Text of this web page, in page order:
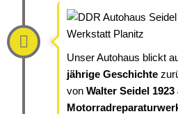
Unser Autohaus blickt
jährige Geschichte
vonWalter Seidel